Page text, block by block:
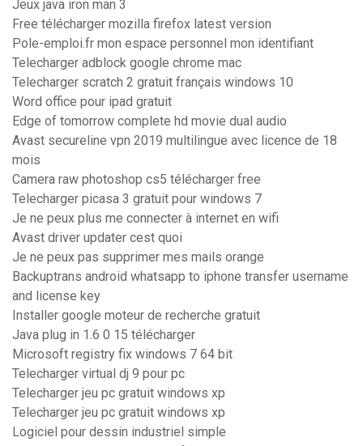
Jeux java iron man 3
Free télécharger mozilla firefox latest version
Pole-emploi.fr mon espace personnel mon identifiant
Telecharger adblock google chrome mac
Telecharger scratch 2 gratuit français windows 10
Word office pour ipad gratuit
Edge of tomorrow complete hd movie dual audio
Avast secureline vpn 2019 multilingue avec licence de 18
mois
Camera raw photoshop cs5 télécharger free
Telecharger picasa 3 gratuit pour windows 7
Je ne peux plus me connecter à internet en wifi
Avast driver updater cest quoi
Je ne peux pas supprimer mes mails orange
Backuptrans android whatsapp to iphone transfer username
and license key
Installer google moteur de recherche gratuit
Java plug in 1.6 0 15 télécharger
Microsoft registry fix windows 7 64 bit
Telecharger virtual dj 9 pour pc
Telecharger jeu pc gratuit windows xp
Telecharger jeu pc gratuit windows xp
Logiciel pour dessin industriel simple